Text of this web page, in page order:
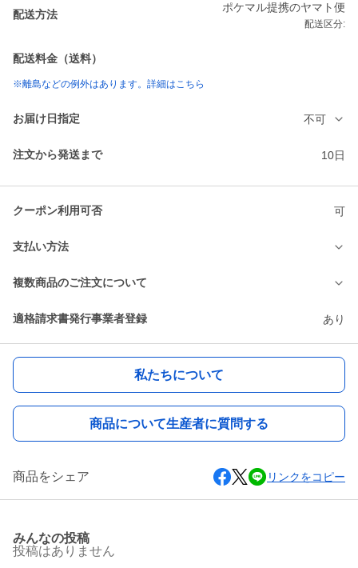
配送方法
ポケマル提携のヤマト便
配送区分:
配送料金（送料）
※離島などの例外はあります。詳細はこちら
お届け日指定 不可
注文から発送まで 10日
クーポン利用可否 可
支払い方法
複数商品のご注文について
適格請求書発行事業者登録 あり
私たちについて
商品について生産者に質問する
商品をシェア リンクをコピー
みんなの投稿
投稿はありません